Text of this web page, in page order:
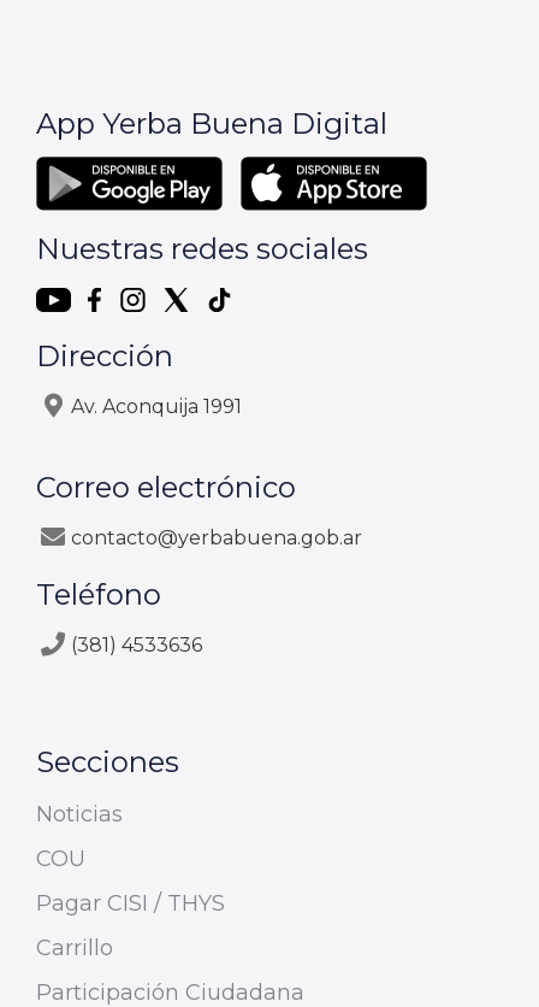
App Yerba Buena Digital
Nuestras redes sociales
Dirección
Av. Aconquija 1991
Correo electrónico
contacto@yerbabuena.gob.ar
Teléfono
(381) 4533636
Secciones
Noticias
COU
Pagar CISI / THYS
Carrillo
Participación Ciudadana